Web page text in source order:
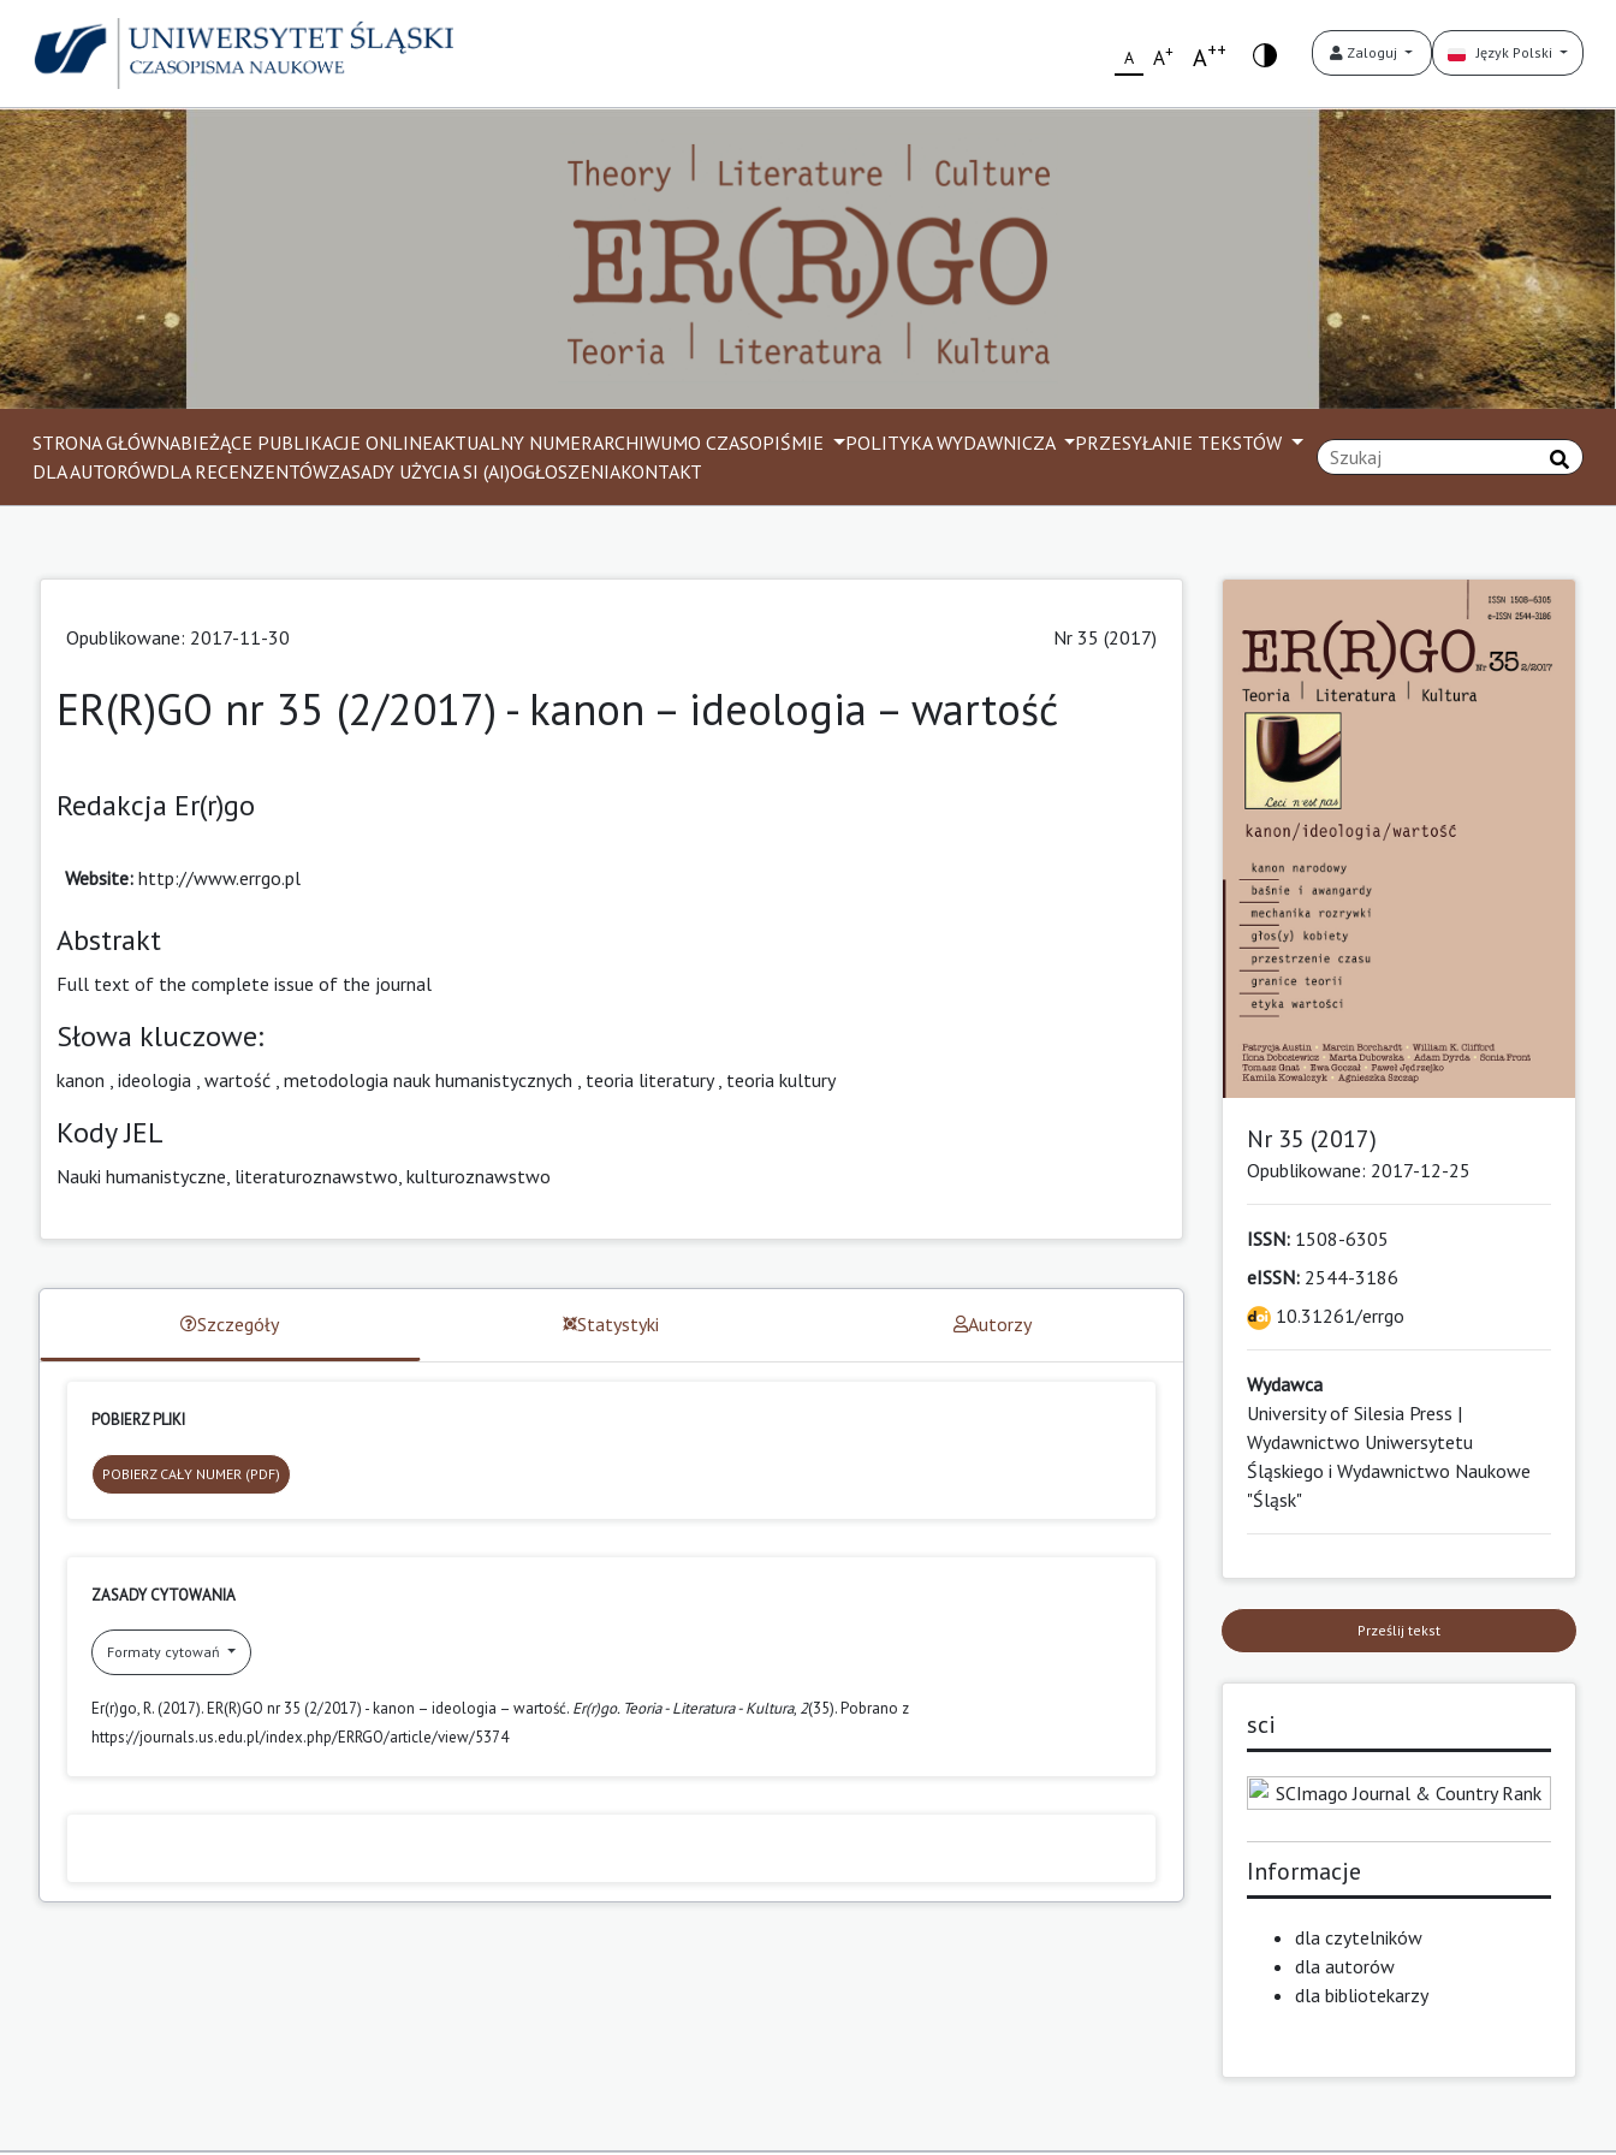
A A+ A++ Zaloguj Język Polski
STRONA GŁÓWNABIEŻĄCE PUBLIKACJE ONLINEAKTUALNY NUMERARCHIWUMO CZASOPIŚMIE POLITYKA WYDAWNICZA
PRZESYŁANIE TEKSTÓW
DLA AUTORÓWDLA RECENZENTÓWZASADY UŻYCIA SI (AI)OGŁOSZENIAKONTAKT
Opublikowane: 2017-11-30 Nr 35 (2017)
ER(R)GO nr 35 (2/2017) - kanon – ideologia – wartość
Redakcja Er(r)go
Website: http://www.errgo.pl
Abstrakt
Full text of the complete issue of the journal
Słowa kluczowe:
kanon ideologia wartość metodologia nauk humanistycznych teoria literatury, teoria kultury
Kody JEL
Nauki humanistyczne, literaturoznawstwo, kulturoznawstwo
Szczegóły Statystyki Autorzy
POBIERZ PLIKI
POBIERZ CAŁY NUMER (PDF)
ZASADY CYTOWANIA
Formaty cytowań
Er(r)go, R. (2017). ER(R)GO nr 35 (2/2017) - kanon – ideologia – wartość. Er(r)go. Teoria - Literatura - Kultura, 2(35). Pobrano z
https://journals.us.edu.pl/index.php/ERRGO/article/view/5374
Nr 35 (2017)
Opublikowane: 2017-12-25
ISSN:1508-6305
eISSN:2544-3186
10.31261/errgo
Wydawca
University of Silesia Press |
Wydawnictwo Uniwersytetu
Śląskiego i Wydawnictwo Naukowe
"Śląsk"
Prześlij tekst
sci
Informacje
dla czytelników
dla autorów
dla bibliotekarzy